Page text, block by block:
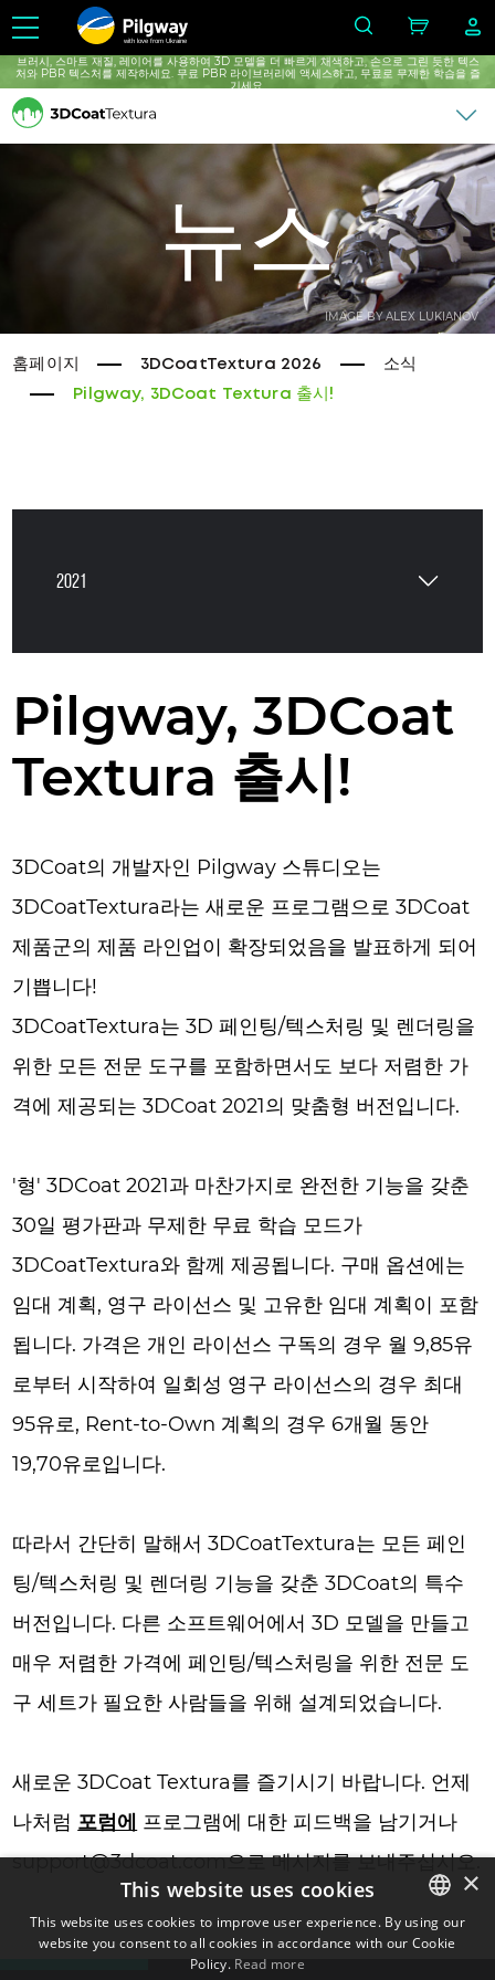
with love from Ukraine
브러시, 스마트 재질, 레이어를 사용하여 3D 모델을 더 빠르게 채색하고, 손으로 그린 ​​듯한 텍스
처와 PBR 텍스처를 제작하세요. 무료 PBR 라이브러리에 액세스하고, 무료로 무제한 학습을 ​​즐
기세요.
IMAGE BY ALEX LUKIANOV
뉴스
홈페이지 3DCoatTextura 2026
소식
Pilgway, 3DCoat Textura 출시!
2021
Pilgway, 3DCoat
Textura 출시!
3DCoat의 개발자인 Pilgway 스튜디오는
3DCoatTextura라는 새로운 프로그램으로 3DCoat
제품군의 제품 라인업이 확장되었음을 발표하게 되어
기쁩니다!
3DCoatTextura는 3D 페인팅/텍스처링 및 렌더링을
위한 모든 전문 도구를 포함하면서도 보다 저렴한 가
격에 제공되는 3DCoat 2021의 맞춤형 버전입니다.
'형' 3DCoat 2021과 마찬가지로 완전한 기능을 갖춘
30일 평가판과 무제한 무료 학습 모드가
3DCoatTextura와 함께 제공됩니다. 구매 옵션에는
임대 계획, 영구 라이선스 및 고유한 임대 계획이 포함
됩니다. 가격은 개인 라이선스 구독의 경우 월 9,85유
로부터 시작하여 일회성 영구 라이선스의 경우 최대
95유로, Rent-to-Own 계획의 경우 6개월 동안
19,70유로입니다.
따라서 간단히 말해서 3DCoatTextura는 모든 페인
팅/텍스처링 및 렌더링 기능을 갖춘 3DCoat의 특수
버전입니다. 다른 소프트웨어에서 3D 모델을 만들고
매우 저렴한 가격에 페인팅/텍스처링을 위한 전문 도
구 세트가 필요한 사람들을 위해 설계되었습니다.
새로운 3DCoat Textura를 즐기시기 바랍니다. 언제
나처럼 포럼에 프로그램에 대한 피드백을 남기거나
support@3dcoat.com으로 메시지를 보내주십시오.
ENGLISH
×
This website uses cookies
This website uses cookies to improve user experience. By using our
website you consent to all cookies in accordance with our Cookie
Policy. Read more